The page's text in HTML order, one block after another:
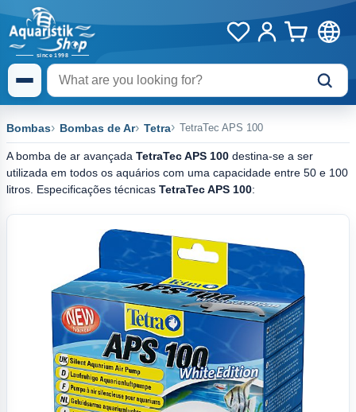
Bombas Bombas de Ar Tetra TetraTec APS 100
A bomba de ar avançada TetraTec APS 100 destina-se a ser
utilizada em todos os aquários com uma capacidade entre 50 e 100
litros. Especificações técnicas TetraTec APS 100: